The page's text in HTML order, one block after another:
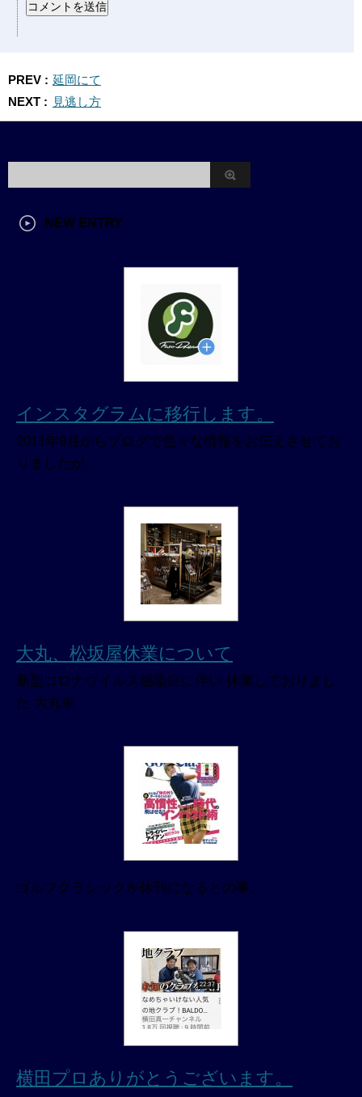
PREV : 延岡にて
NEXT : 見逃し方
NEW ENTRY
インスタグラムに移行します。
2011年9月からブログで色々な情報をお伝えさせてお
りましたが、
大丸、松坂屋休業について
新型コロナウイルス感染症に伴い 休業しておりまし
た 大丸東
ゴルフクラシックが休刊になるとの事。
横田プロありがとうございます。